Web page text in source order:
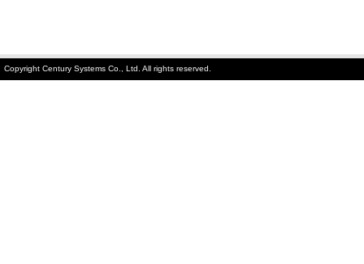
Copyright Century Systems Co., Ltd. All rights reserved.